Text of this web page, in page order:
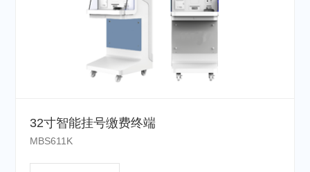
32寸智能挂号缴费终端
MBS611K